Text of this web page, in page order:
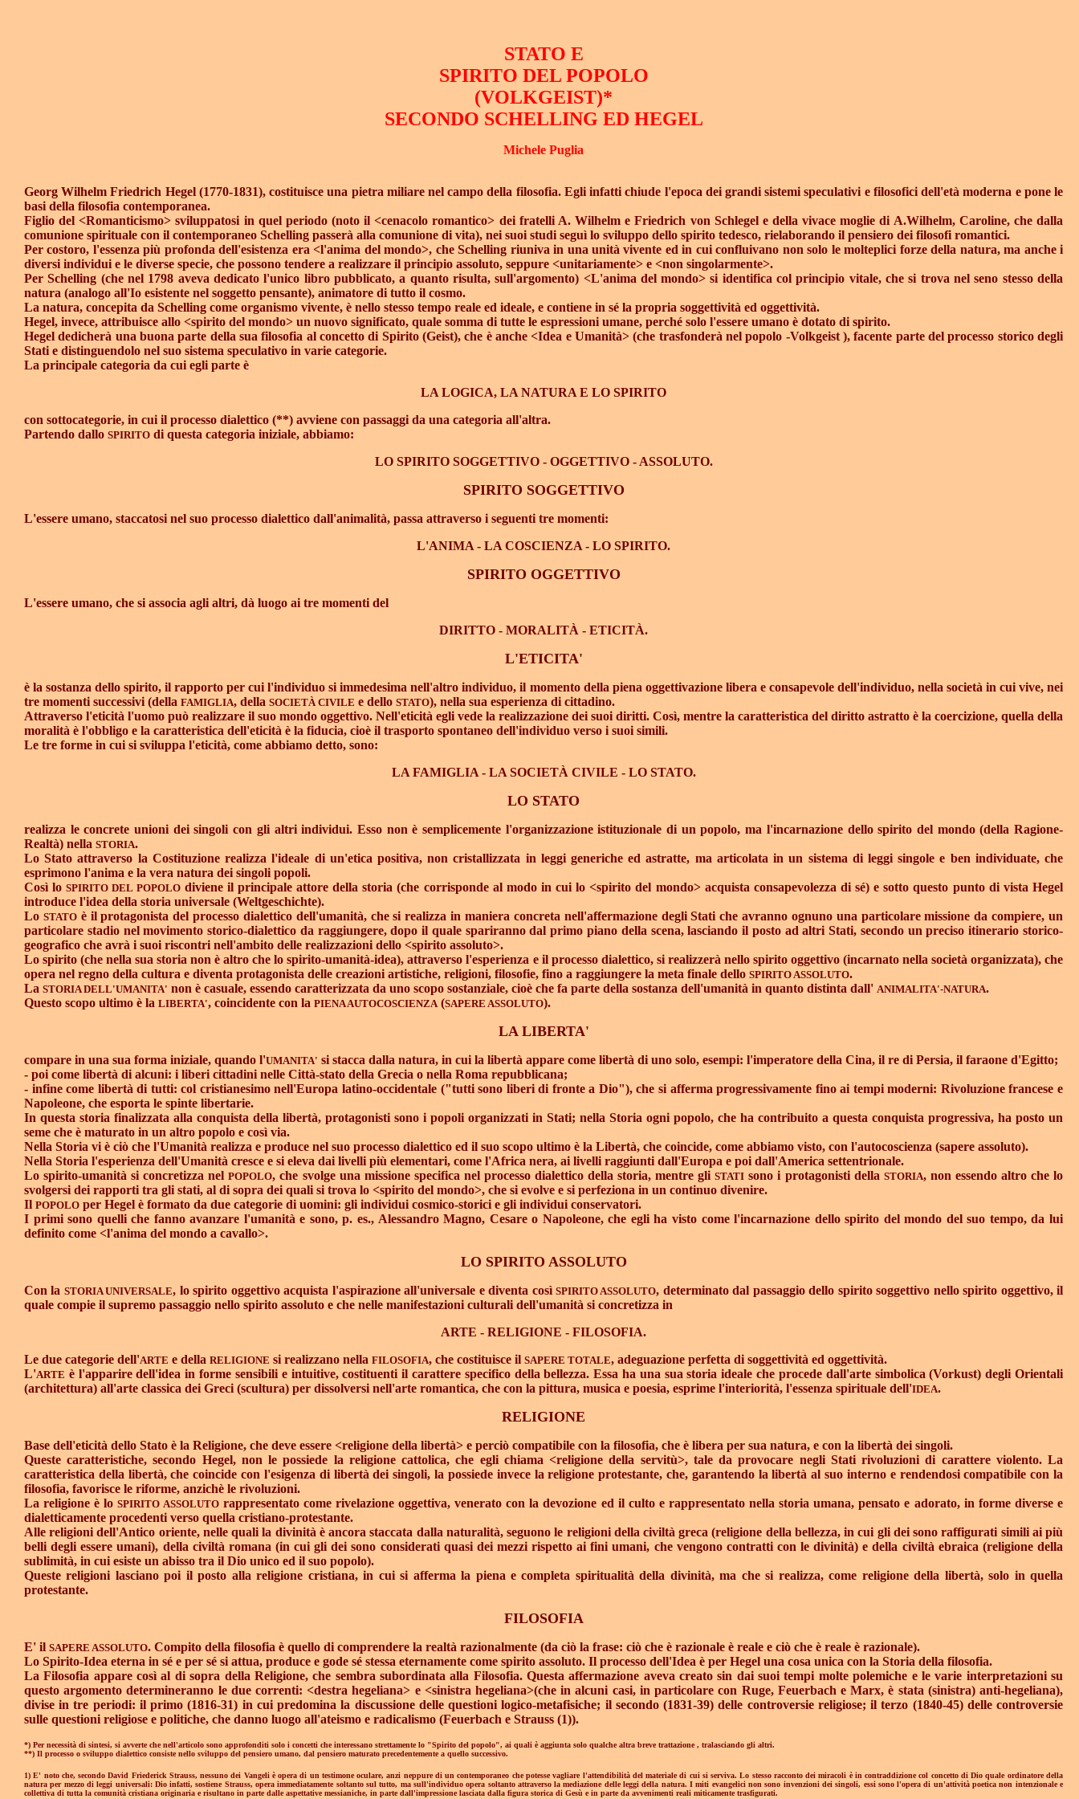
STATO E
SPIRITO DEL POPOLO
(VOLKGEIST)*
SECONDO SCHELLING ED HEGEL
Michele Puglia
Georg Wilhelm Friedrich Hegel (1770-1831), costituisce una pietra miliare nel campo della filosofia. Egli infatti chiude l'epoca dei grandi sistemi speculativi e filosofici dell'età moderna e pone le
basi della filosofia contemporanea.
Figlio del <Romanticismo> sviluppatosi in quel periodo (noto il <cenacolo romantico> dei fratelli A. Wilhelm e Friedrich von Schlegel e della vivace moglie di A.Wilhelm, Caroline, che dalla
comunione spirituale con il contemporaneo Schelling passerà alla comunione di vita), nei suoi studi seguì lo sviluppo dello spirito tedesco, rielaborando il pensiero dei filosofi romantici.
Per costoro, l'essenza più profonda dell'esistenza era <l'anima del mondo>, che Schelling riuniva in una unità vivente ed in cui confluivano non solo le molteplici forze della natura, ma anche i
diversi individui e le diverse specie, che possono tendere a realizzare il principio assoluto, seppure <unitariamente> e <non singolarmente>.
Per Schelling (che nel 1798 aveva dedicato l'unico libro pubblicato, a quanto risulta, sull'argomento) <L'anima del mondo> si identifica col principio vitale, che si trova nel seno stesso della
natura (analogo all'Io esistente nel soggetto pensante), animatore di tutto il cosmo.
La natura, concepita da Schelling come organismo vivente, è nello stesso tempo reale ed ideale, e contiene in sé la propria soggettività ed oggettività.
Hegel, invece, attribuisce allo <spirito del mondo> un nuovo significato, quale somma di tutte le espressioni umane, perché solo l'essere umano è dotato di spirito.
Hegel dedicherà una buona parte della sua filosofia al concetto di Spirito (Geist), che è anche <Idea e Umanità> (che trasfonderà nel popolo -Volkgeist ), facente parte del processo storico degli
Stati e distinguendolo nel suo sistema speculativo in varie categorie.
La principale categoria da cui egli parte è
LA LOGICA, LA NATURA E LO SPIRITO
con sottocategorie, in cui il processo dialettico (**) avviene con passaggi da una categoria all'altra.
Partendo dallo SPIRITO di questa categoria iniziale, abbiamo:
LO SPIRITO SOGGETTIVO - OGGETTIVO - ASSOLUTO.
SPIRITO SOGGETTIVO
L'essere umano, staccatosi nel suo processo dialettico dall'animalità, passa attraverso i seguenti tre momenti:
L'ANIMA - LA COSCIENZA - LO SPIRITO.
SPIRITO OGGETTIVO
L'essere umano, che si associa agli altri, dà luogo ai tre momenti del
DIRITTO - MORALITÀ - ETICITÀ.
L'ETICITA'
è la sostanza dello spirito, il rapporto per cui l'individuo si immedesima nell'altro individuo, il momento della piena oggettivazione libera e consapevole dell'individuo, nella società in cui vive, nei
tre momenti successivi (della FAMIGLIA, della SOCIETÀ CIVILE e dello STATO), nella sua esperienza di cittadino.
Attraverso l'eticità l'uomo può realizzare il suo mondo oggettivo. Nell'eticità egli vede la realizzazione dei suoi diritti. Così, mentre la caratteristica del diritto astratto è la coercizione, quella della
moralità è l'obbligo e la caratteristica dell'eticità è la fiducia, cioè il trasporto spontaneo dell'individuo verso i suoi simili.
Le tre forme in cui si sviluppa l'eticità, come abbiamo detto, sono:
LA FAMIGLIA - LA SOCIETÀ CIVILE - LO STATO.
LO STATO
realizza le concrete unioni dei singoli con gli altri individui. Esso non è semplicemente l'organizzazione istituzionale di un popolo, ma l'incarnazione dello spirito del mondo (della Ragione-
Realtà) nella STORIA.
Lo Stato attraverso la Costituzione realizza l'ideale di un'etica positiva, non cristallizzata in leggi generiche ed astratte, ma articolata in un sistema di leggi singole e ben individuate, che
esprimono l'anima e la vera natura dei singoli popoli.
Così loSPIRITO DEL POPOLOdiviene il principale attore della storia (che corrisponde al modo in cui lo <spirito del mondo> acquista consapevolezza di sé) e sotto questo punto di vista Hegel
introduce l'idea della storia universale (Weltgeschichte).
Lo STATOè il protagonista del processo dialettico dell'umanità, che si realizza in maniera concreta nell'affermazione degli Stati che avranno ognuno una particolare missione da compiere, un
particolare stadio nel movimento storico-dialettico da raggiungere, dopo il quale spariranno dal primo piano della scena, lasciando il posto ad altri Stati, secondo un preciso itinerario storico-
geografico che avrà i suoi riscontri nell'ambito delle realizzazioni dello <spirito assoluto>.
Lo spirito (che nella sua storia non è altro che lo spirito-umanità-idea), attraverso l'esperienza e il processo dialettico, si realizzerà nello spirito oggettivo (incarnato nella società organizzata), che
opera nel regno della cultura e diventa protagonista delle creazioni artistiche, religioni, filosofie, fino a raggiungere la meta finale dello SPIRITO ASSOLUTO.
La STORIA DELL'UMANITA' non è casuale, essendo caratterizzata da uno scopo sostanziale, cioè che fa parte della sostanza dell'umanità in quanto distinta dall' ANIMALITA'-NATURA.
Questo scopo ultimo è la LIBERTA', coincidente con la PIENA AUTOCOSCIENZA (SAPERE ASSOLUTO).
LA LIBERTA'
compare in una sua forma iniziale, quando l'UMANITA' si stacca dalla natura, in cui la libertà appare come libertà di uno solo, esempi: l'imperatore della Cina, il re di Persia, il faraone d'Egitto;
- poi come libertà di alcuni: i liberi cittadini nelle Città-stato della Grecia o nella Roma repubblicana;
- infine come libertà di tutti: col cristianesimo nell'Europa latino-occidentale ("tutti sono liberi di fronte a Dio"), che si afferma progressivamente fino ai tempi moderni: Rivoluzione francese e
Napoleone, che esporta le spinte libertarie.
In questa storia finalizzata alla conquista della libertà, protagonisti sono i popoli organizzati in Stati; nella Storia ogni popolo, che ha contribuito a questa conquista progressiva, ha posto un
seme che è maturato in un altro popolo e così via.
Nella Storia vi è ciò che l'Umanità realizza e produce nel suo processo dialettico ed il suo scopo ultimo è la Libertà, che coincide, come abbiamo visto, con l'autocoscienza (sapere assoluto).
Nella Storia l'esperienza dell'Umanità cresce e si eleva dai livelli più elementari, come l'Africa nera, ai livelli raggiunti dall'Europa e poi dall'America settentrionale.
Lo spirito-umanità si concretizza nelPOPOLO, che svolge una missione specifica nel processo dialettico della storia, mentre gliSTATI sono i protagonisti della STORIA, non essendo altro che lo
svolgersi dei rapporti tra gli stati, al di sopra dei quali si trova lo <spirito del mondo>, che si evolve e si perfeziona in un continuo divenire.
Il POPOLO per Hegel è formato da due categorie di uomini: gli individui cosmico-storici e gli individui conservatori.
I primi sono quelli che fanno avanzare l'umanità e sono, p. es., Alessandro Magno, Cesare o Napoleone, che egli ha visto come l'incarnazione dello spirito del mondo del suo tempo, da lui
definito come <l'anima del mondo a cavallo>.
LO SPIRITO ASSOLUTO
Con la STORIA UNIVERSALE, lo spirito oggettivo acquista l'aspirazione all'universale e diventa così SPIRITO ASSOLUTO, determinato dal passaggio dello spirito soggettivo nello spirito oggettivo, il
quale compie il supremo passaggio nello spirito assoluto e che nelle manifestazioni culturali dell'umanità si concretizza in
ARTE - RELIGIONE - FILOSOFIA.
Le due categorie dell'ARTE e della RELIGIONE si realizzano nella FILOSOFIA, che costituisce il SAPERE TOTALE, adeguazione perfetta di soggettività ed oggettività.
L'ARTE è l'apparire dell'idea in forme sensibili e intuitive, costituenti il carattere specifico della bellezza. Essa ha una sua storia ideale che procede dall'arte simbolica (Vorkust) degli Orientali
(architettura) all'arte classica dei Greci (scultura) per dissolversi nell'arte romantica, che con la pittura, musica e poesia, esprime l'interiorità, l'essenza spirituale dell'IDEA.
RELIGIONE
Base dell'eticità dello Stato è la Religione, che deve essere <religione della libertà> e perciò compatibile con la filosofia, che è libera per sua natura, e con la libertà dei singoli.
Queste caratteristiche, secondo Hegel, non le possiede la religione cattolica, che egli chiama <religione della servitù>, tale da provocare negli Stati rivoluzioni di carattere violento. La
caratteristica della libertà, che coincide con l'esigenza di libertà dei singoli, la possiede invece la religione protestante, che, garantendo la libertà al suo interno e rendendosi compatibile con la
filosofia, favorisce le riforme, anzichè le rivoluzioni.
La religione è loSPIRITO ASSOLUTOrappresentato come rivelazione oggettiva, venerato con la devozione ed il culto e rappresentato nella storia umana, pensato e adorato, in forme diverse e
dialetticamente procedenti verso quella cristiano-protestante.
Alle religioni dell'Antico oriente, nelle quali la divinità è ancora staccata dalla naturalità, seguono le religioni della civiltà greca (religione della bellezza, in cui gli dei sono raffigurati simili ai più
belli degli essere umani), della civiltà romana (in cui gli dei sono considerati quasi dei mezzi rispetto ai fini umani, che vengono contratti con le divinità) e della civiltà ebraica (religione della
sublimità, in cui esiste un abisso tra il Dio unico ed il suo popolo).
Queste religioni lasciano poi il posto alla religione cristiana, in cui si afferma la piena e completa spiritualità della divinità, ma che si realizza, come religione della libertà, solo in quella
protestante.
FILOSOFIA
E' il SAPERE ASSOLUTO. Compito della filosofia è quello di comprendere la realtà razionalmente (da ciò la frase: ciò che è razionale è reale e ciò che è reale è razionale).
Lo Spirito-Idea eterna in sé e per sé si attua, produce e gode sé stessa eternamente come spirito assoluto. Il processo dell'Idea è per Hegel una cosa unica con la Storia della filosofia.
La Filosofia appare così al di sopra della Religione, che sembra subordinata alla Filosofia. Questa affermazione aveva creato sin dai suoi tempi molte polemiche e le varie interpretazioni su
questo argomento determineranno le due correnti: <destra hegeliana> e <sinistra hegeliana>(che in alcuni casi, in particolare con Ruge, Feuerbach e Marx, è stata (sinistra) anti-hegeliana),
divise in tre periodi: il primo (1816-31) in cui predomina la discussione delle questioni logico-metafisiche; il secondo (1831-39) delle controversie religiose; il terzo (1840-45) delle controversie
sulle questioni religiose e politiche, che danno luogo all'ateismo e radicalismo (Feuerbach e Strauss (1)).
*) Per necessità di sintesi, si avverte che nell'articolo sono approfonditi solo i concetti che interessano strettamente lo "Spirito del popolo", ai quali è aggiunta solo qualche altra breve trattazione , tralasciando gli altri.
**) Il processo o sviluppo dialettico consiste nello sviluppo del pensiero umano, dal pensiero maturato precedentemente a quello successivo.
1) E' noto che, secondo David Friederick Strauss, nessuno dei Vangeli è opera di un testimone oculare, anzi neppure di un contemporaneo che potesse vagliare l'attendibilità del materiale di cui si serviva. Lo stesso racconto dei miracoli è in contraddizione col concetto di Dio quale ordinatore della
natura per mezzo di leggi universali: Dio infatti, sostiene Strauss, opera immediatamente soltanto sul tutto, ma sull'individuo opera soltanto attraverso la mediazione delle leggi della natura. I miti evangelici non sono invenzioni dei singoli, essi sono l'opera di un'attività poetica non intenzionale e
collettiva di tutta la comunità cristiana originaria e risultano in parte dalle aspettative messianiche, in parte dall'impressione lasciata dalla figura storica di Gesù e in parte da avvenimenti reali miticamente trasfigurati.